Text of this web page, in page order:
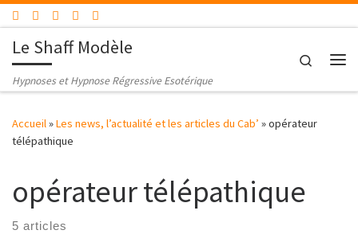
Passer au contenu
Le Shaff Modèle
Hypnoses et Hypnose Régressive Esotérique
Search
Accueil»Les news, l’actualité et les articles du Cab’ »opérateur
télépathique
opérateur télépathique
5 articles